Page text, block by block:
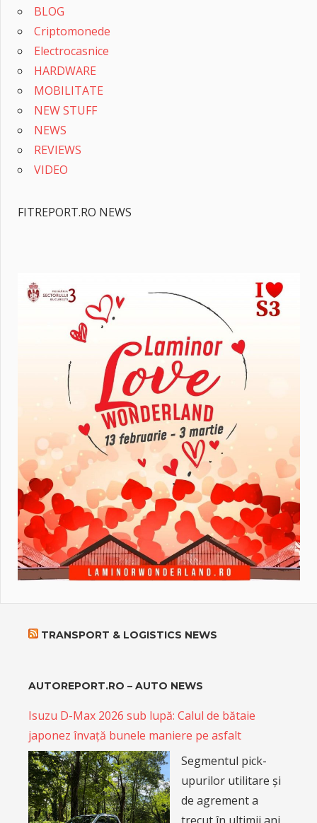
BLOG
Criptomonede
Electrocasnice
HARDWARE
MOBILITATE
NEW STUFF
NEWS
REVIEWS
VIDEO
FITREPORT.RO NEWS
TRANSPORT & LOGISTICS NEWS
AUTOREPORT.RO – AUTO NEWS
Isuzu D-Max 2026 sub lupă: Calul de bătaie
japonez învață bunele maniere pe asfalt
Segmentul pick-
upurilor utilitare și
de agrement a